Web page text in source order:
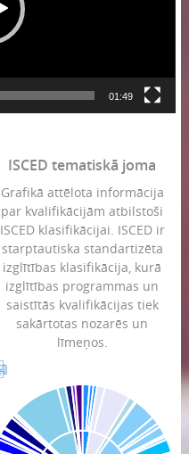
01:49
ISCED tematiskā joma
Grafikā attēlota informācija
par kvalifikācijām atbilstoši
ISCED klasifikācijai. ISCED ir
starptautiska standartizēta
izglītības klasifikācija, kurā
izglītības programmas un
saistītās kvalifikācijas tiek
sakārtotas nozarēs un
līmeņos.